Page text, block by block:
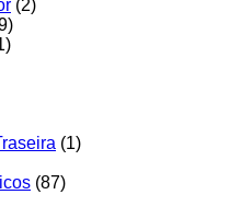
(2)
(1)
(87)